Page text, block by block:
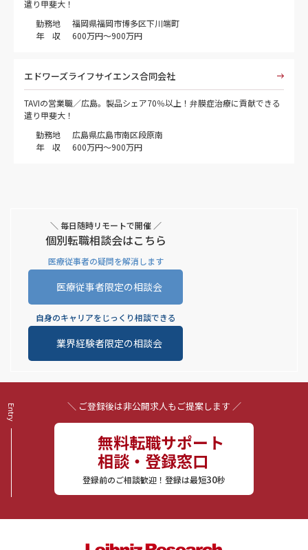
遣り甲斐大！
勤務地
福岡県福岡市博多区下川端町
年 収
600万円～900万円
エドワーズライフサイエンス合同会社
TAVIの営業職／広島。製品シェア70％以上！弁膜症治療に貢献できる
遣り甲斐大！
勤務地
広島県広島市南区段原南
年 収
600万円～900万円
＼ 毎日随時リモートで開催 ／
個別転職相談会はこちら
医療従事者の疑問を解消します
医療従事者限定の相談会
自身のキャリアをじっくり相談できる
業界経験者限定の相談会
＼ ご登録後は非公開求人もご提案します ／
無料転職サポート
相談・登録窓口
登録前のご相談歓迎！登録は最短30秒